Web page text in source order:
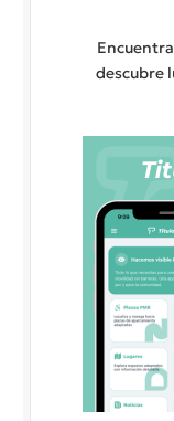
descubre